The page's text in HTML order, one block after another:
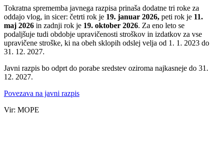
Tokratna sprememba javnega razpisa prinaša dodatne tri roke za
oddajo vlog, in sicer: četrti rok je 19. januar 2026, peti rok je 11.
maj 2026 in zadnji rok je 19. oktober 2026. Za eno leto se
podaljšuje tudi obdobje upravičenosti stroškov in izdatkov za vse
upravičene stroške, ki na obeh sklopih odslej velja od 1. 1. 2023 do
31. 12. 2027.
Javni razpis bo odprt do porabe sredstev oziroma najkasneje do 31.
12. 2027.
Povezava na javni razpis
Vir: MOPE